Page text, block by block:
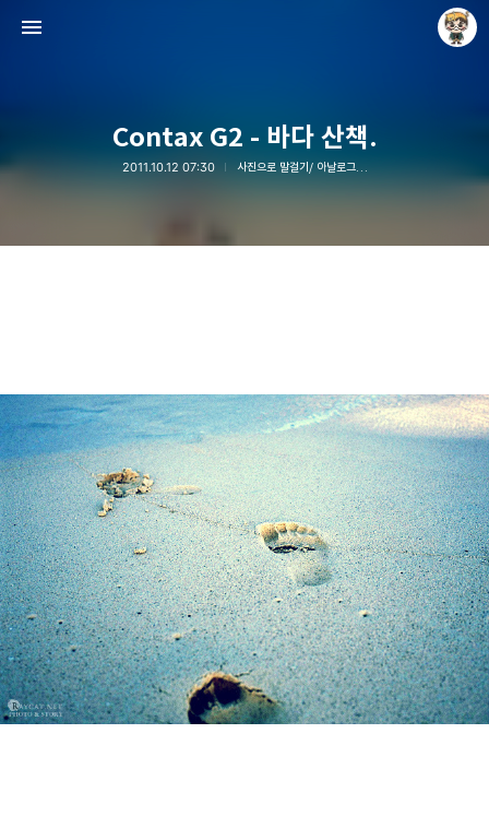
Contax G2 - 바다 산책.
2011.10.12 07:30 사진으로 말걸기/ 아날로그 현상소
Raycat : Photo and Story